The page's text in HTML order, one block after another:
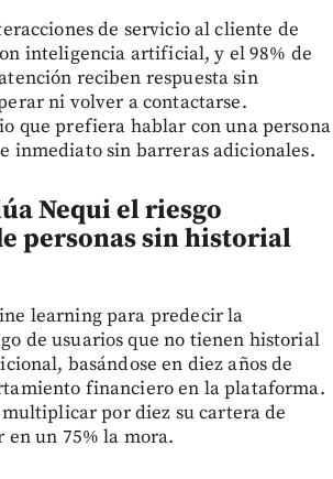
de servicio al cliente de
inteligencia artificial, y el 98% de
reciben respuesta sin
ni volver a contactarse.
que prefiera hablar con una persona
inmediato sin barreras adicionales.
Nequi el riesgo
personas sin historial
learning para predecir la
de usuarios que no tienen historial
basándose en diez años de
financiero en la plataforma.
por diez su cartera de
un 75% la mora.